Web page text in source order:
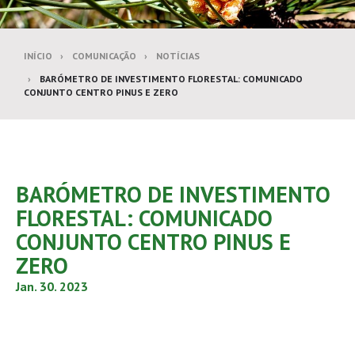
INÍCIO COMUNICAÇÃO
NOTÍCIAS
BARÓMETRO DE INVESTIMENTO FLORESTAL: COMUNICADO
CONJUNTO CENTRO PINUS E ZERO
BARÓMETRO DE INVESTIMENTO
FLORESTAL: COMUNICADO
CONJUNTO CENTRO PINUS E
ZERO
Jan. 30. 2023